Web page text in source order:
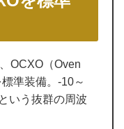
OCXO（Oven
準装備。-10～
いう抜群の周波